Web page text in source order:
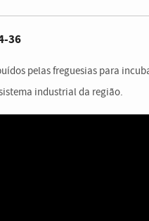
36
pelas freguesias para
industrial da região.